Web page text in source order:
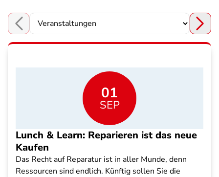
Choose a section
01
SEP
Lunch & Learn: Reparieren ist das neue
Kaufen
Das Recht auf Reparatur ist in aller Munde, denn
Ressourcen sind endlich. Künftig sollen Sie die